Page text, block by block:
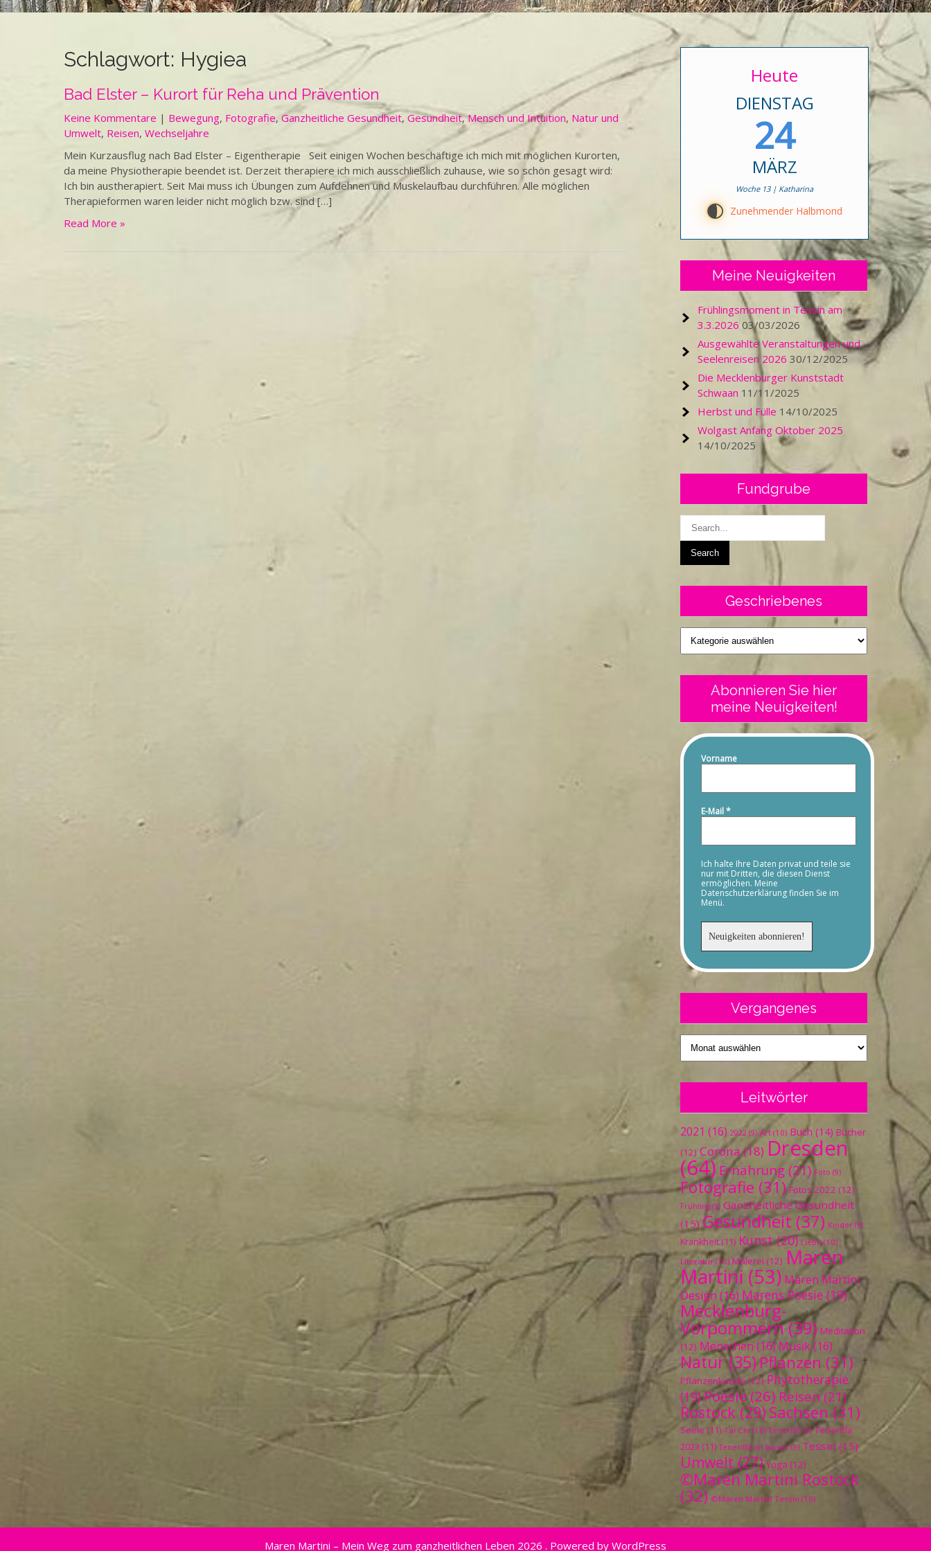
Schlagwort: Hygiea
Bad Elster – Kurort für Reha und Prävention
Keine Kommentare | Bewegung, Fotografie, Ganzheitliche Gesundheit, Gesundheit,Mensch und Intuition, Natur und
Umwelt, Reisen, Wechseljahre
Mein Kurzausflug nach Bad Elster – Eigentherapie Seit einigen Wochen beschäftige ich mich mit möglichen Kurorten,
da meine Physiotherapie beendet ist. Derzeit therapiere ich mich ausschließlich zuhause, wie so schön gesagt wird:
Ich bin austherapiert. Seit Mai muss ich Übungen zum Aufdehnen und Muskelaufbau durchführen. Alle möglichen
Therapieformen waren leider nicht möglich bzw. sind […]
Read More »
Heute
DIENSTAG
24
MÄRZ
Woche 13 | Katharina
F Zunehmender Halbmond
Meine Neuigkeiten
Frühlingsmoment in Tessin am
3.3.2026 03/03/2026
Ausgewählte Veranstaltungen und
Seelenreisen 2026 30/12/2025
Die Mecklenburger Kunststadt
Schwaan 11/11/2025
Herbst und Fülle 14/10/2025
Wolgast Anfang Oktober 2025
14/10/2025
Fundgrube
Geschriebenes
Geschriebenes
Abonnieren Sie hier
meine Neuigkeiten!
Vorname
E-Mail*
Ich halte Ihre Daten privat und teile sie
nur mit Dritten, die diesen Dienst
ermöglichen. Meine
Datenschutzerklärung finden Sie im
Menü.
Vergangenes
Vergangenes
Leitwörter
2021 (16) 2022 (9) Art (10) Buch (14) Bücher
(12) Corona(18) Dresden
(64) Ernährung (21) Foto (9)
Fotografie (31) Fotos 2022 (12)
Frühling (9) Ganzheitliche Gesundheit
(15) Gesundheit (37) Kinder (9)
Krankheit (11) Kunst(20) Liebe(10)
Literatur (10) Malerei (12) Maren
Martini(53) Maren Martini
Design (16) Marens Poesie (19)
Mecklenburg-
Vorpommern(39) Meditation
(12) Menschen (16) Musik(16)
Natur(35)Pflanzen (31)
Pflanzenkunde(12) Phytotherapie
(19)Poesie(26) Reisen(21)
Rostock (29) Sachsen (31)
Seele (11) Tai Chi (10) Teneriffa (9) Teneriffa
2023 (11) Teneriffa im Januar(9) Tessin (15)
Umwelt (27) Yoga (12)
©Maren Martini Rostock
(32) ©Maren Martini Tessin (10)
Maren Martini – Mein Weg zum ganzheitlichen Leben 2026 . Powered by WordPress